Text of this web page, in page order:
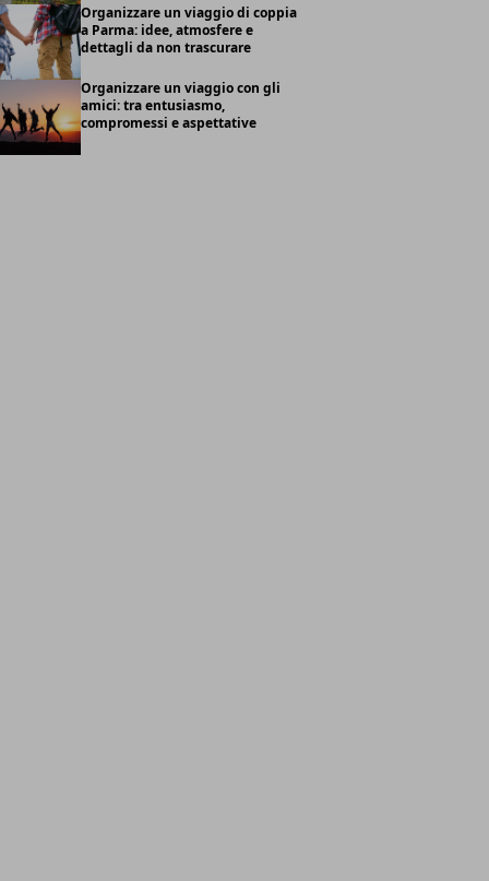
Organizzare un viaggio di coppia
a Parma: idee, atmosfere e
dettagli da non trascurare
Organizzare un viaggio con gli
amici: tra entusiasmo,
compromessi e aspettative